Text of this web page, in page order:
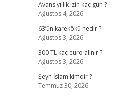
Avans yıllık izin kaç gün ?
Ağustos 4, 2026
63’ün karekökü nedir ?
Ağustos 3, 2026
300 TL kaç euro alınır ?
Ağustos 3, 2026
Şeyh İslam kimdir ?
Temmuz 30, 2026